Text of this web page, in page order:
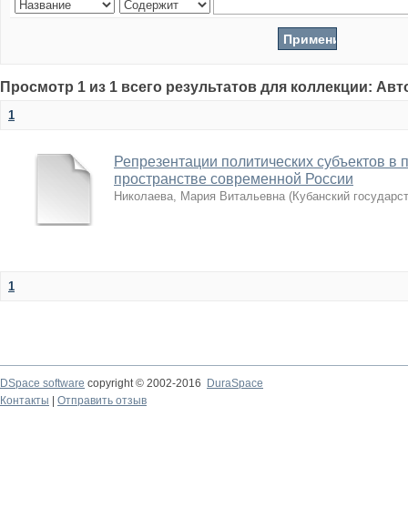
Просмотр 1 из 1 всего результатов для коллекции:
1
Репрезентации политических субъектов в
пространстве современной России
Николаева, Мария Витальевна (Кубанский
1
DSpace software copyright © 2002-2016
DuraSpace
Контакты
Отправить отзыв